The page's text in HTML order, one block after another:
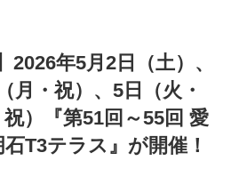
2026年5月2日（土）、
月・祝）、5日（火・
）『第51回～55回 愛
T3テラス』が開催！